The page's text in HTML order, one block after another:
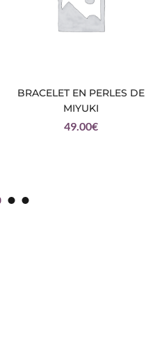
BRACELET EN PERLES DE
MIYUKI
49.00€